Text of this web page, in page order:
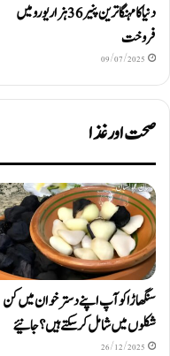
دنیا کا مہنگا ترین پنیر 36 ہزار یورو میں
فروخت
09/07/2025
صحت اور غذا
سنگھاڑا کو آپ اپنے دستر خوان میں کن
شکلوں میں شامل کرسکتے ہیں ؟ جانیئے
26/12/2025